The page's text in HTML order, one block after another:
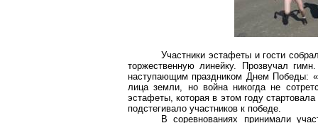
Участники эстафеты и гости
торжественную линейку. Прозвучал
наступающим праздником Днем Победы:
лица земли, но война никогда не
эстафеты, которая в этом году
подстегивало участников к победе.
В соревнованиях принимали